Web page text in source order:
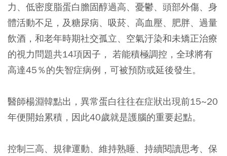
力、低密度脂蛋白膽固醇過高、憂鬱、頭部外傷、身
體活動不足，及糖尿病、吸菸、高血壓、肥胖、過量
飲酒，和老年時期社交孤立、空氣汙染和未矯正治療
的視力問題共14項因子， 若能積極調控，全球將有
高達45％的失智症病例，可被預防或延後發生。
醫師楊淵韓點出，異常蛋白往往在症狀出現前15~20
年便開始累積，因此40歲就是護腦的重要起點。
控制三高、規律運動、維持熟睡、持續閱讀思考、保